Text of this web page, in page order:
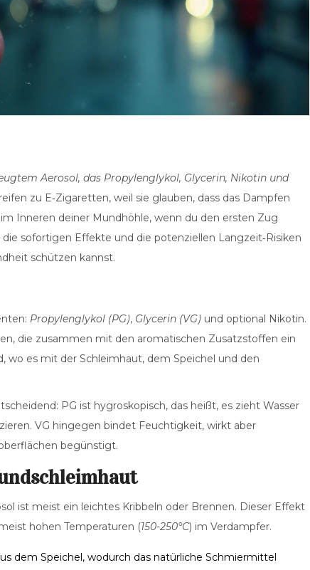
Aerosol, das Propylenglykol, Glycerin, Nikotin und
zu E‑Zigaretten, weil sie glauben, dass das Dampfen
Inneren deiner Mundhöhle, wenn du den ersten Zug
sofortigen Effekte und die potenziellen Langzeit‑Risiken
schützen kannst.
Propylenglykol (PG), Glycerin (VG) und optional Nikotin.
die zusammen mit den aromatischen Zusatzstoffen ein
wo es mit der Schleimhaut, dem Speichel und den
PG ist hygroskopisch, das heißt, es zieht Wasser
VG hingegen bindet Feuchtigkeit, wirkt aber
begünstigt.
ist meist ein leichtes Kribbeln oder Brennen. Dieser Effekt
hohen Temperaturen (150-250°C) im Verdampfer.
dem Speichel, wodurch das natürliche Schmiermittel